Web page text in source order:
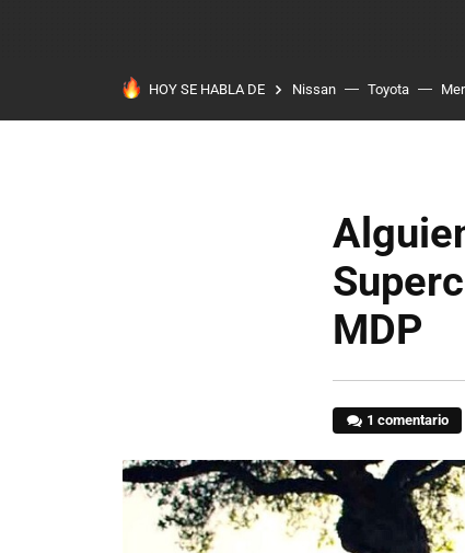
HOY SE HABLA DE Nissan Toyota
MDP
1 comentario